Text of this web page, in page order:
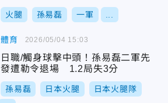
火腿 孫易磊 一軍
體育
日職/觸身球擊中頭！孫易磊二軍先
發遭勒令退場 1.2局失3分
孫易磊 日本火腿 日本火腿隊
2026/05/04 15:03